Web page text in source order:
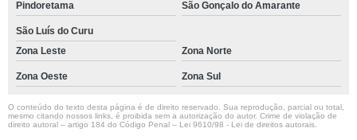
Pindoretama São Gonçalo do Amarante
São Luís do Curu
Zona Leste
Zona Norte
Zona Oeste Zona Sul
O conteúdo do texto desta página é de direito reservado. Sua reprodução, parcial ou total,
mesmo citando nossos links, é proibida sem a autorização do autor. Crime de violação de
direito autoral – artigo 184 do Código Penal – Lei 9610/98 - Lei de direitos autorais